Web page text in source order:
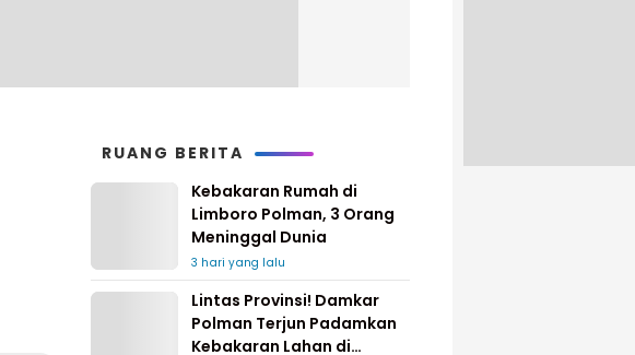
RUANG BERITA
Kebakaran Rumah di
Limboro Polman, 3 Orang
Meninggal Dunia
3 hari yang lalu
Lintas Provinsi! Damkar
Polman Terjun Padamkan
Kebakaran Lahan di